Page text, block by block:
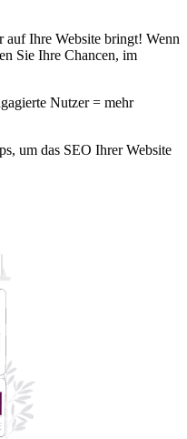
Ihre Website bringt! Wenn
Sie Ihre Chancen, im
Nutzer = mehr
um das SEO Ihrer Website